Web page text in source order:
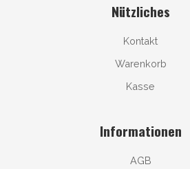
Nützliches
Kontakt
Warenkorb
Kasse
Informationen
AGB